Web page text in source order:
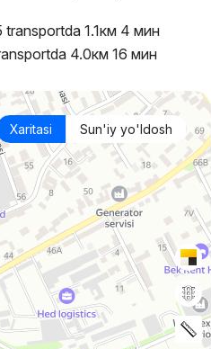
1.1км 4 мин
4.0км 16 мин
Xaritasi Sun'iy yo'ldosh